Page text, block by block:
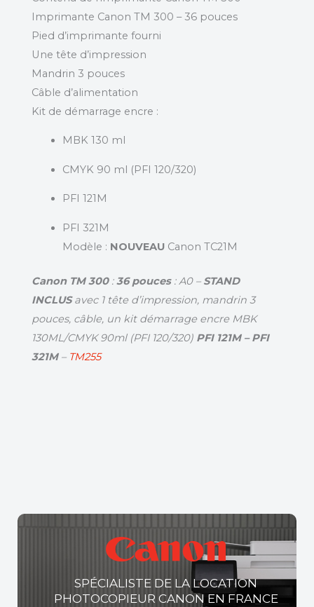
Imprimante Canon TM 300 – 36 pouces
Pied d’imprimante fourni
Une tête d’impression
Mandrin 3 pouces
Câble d’alimentation
Kit de démarrage encre :
MBK 130 ml
CMYK 90 ml (PFI 120/320)
PFI 121M
PFI 321M
Modèle : NOUVEAUCanon TC21M
Canon TM 300 :36 pouces: A0 – STAND
INCLUSavec 1 tête d’impression, mandrin 3
pouces, câble, un kit démarrage encre MBK
130ML/CMYK 90ml (PFI 120/320) PFI 121M – PFI
321M– TM255
SPÉCIALISTE DE LA LOCATION
PHOTOCOPIEUR CANON EN FRANCE